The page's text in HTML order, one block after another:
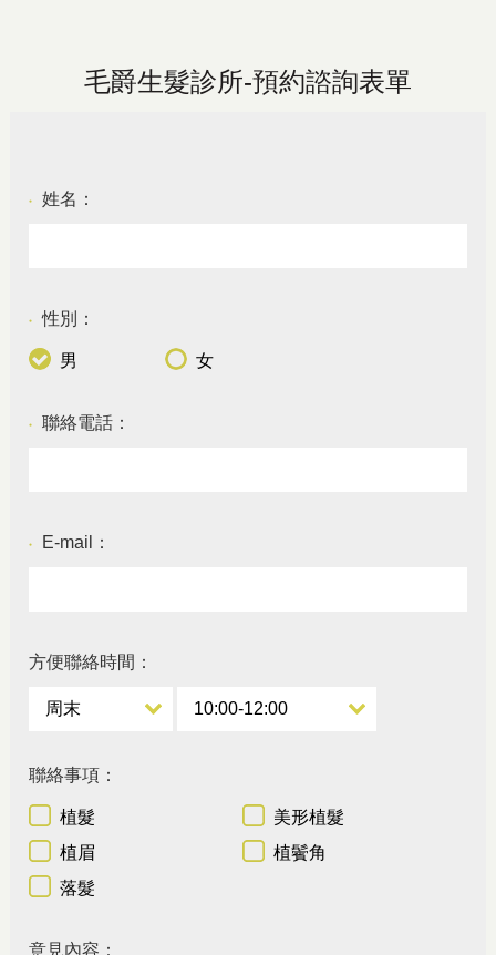
毛爵生髮診所-預約諮詢表單
● 姓名：
● 性別：
男 女
● 聯絡電話：
● E-mail：
方便聯絡時間：
聯絡事項：
植髮
美形植髮
植眉
植鬢角
落髮
意見內容：